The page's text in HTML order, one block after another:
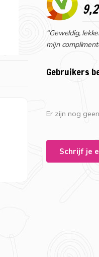
9,2
“Geweldig,
mijn
Gebruikers
Er zijn nog
Schrijf je